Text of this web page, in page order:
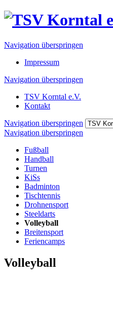
Navigation überspringen
Impressum
Navigation überspringen
TSV Korntal e.V.
Kontakt
Navigation überspringen
Navigation überspringen
Fußball
Handball
Turnen
KiSs
Badminton
Tischtennis
Drohnensport
Steeldarts
Volleyball
Breitensport
Feriencamps
Volleyball